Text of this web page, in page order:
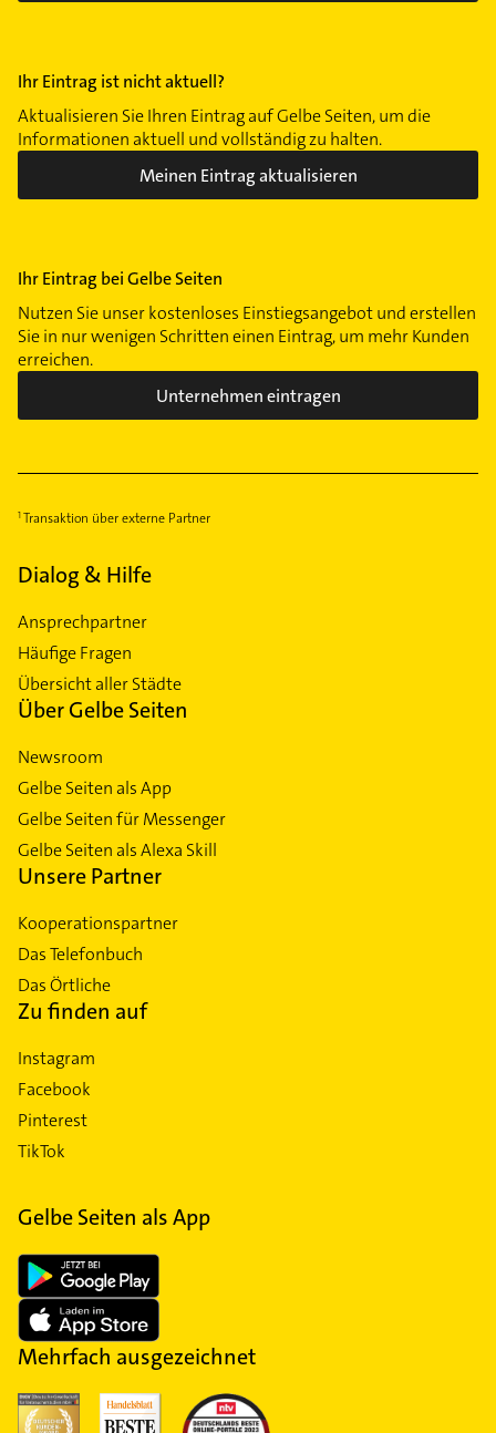
Ihr Eintrag ist nicht aktuell?
Aktualisieren Sie Ihren Eintrag auf Gelbe Seiten, um die
Informationen aktuell und vollständig zu halten.
Meinen Eintrag aktualisieren
Ihr Eintrag bei Gelbe Seiten
Nutzen Sie unser kostenloses Einstiegsangebot und erstellen
Sie in nur wenigen Schritten einen Eintrag, um mehr Kunden
erreichen.
Unternehmen eintragen
Transaktion über externe Partner
Dialog & Hilfe
Ansprechpartner
Häufige Fragen
Übersicht aller Städte
Über Gelbe Seiten
Newsroom
Gelbe Seiten als App
Gelbe Seiten für Messenger
Gelbe Seiten als Alexa Skill
Unsere Partner
Kooperationspartner
Das Telefonbuch
Das Örtliche
Zu finden auf
Instagram
Facebook
Pinterest
TikTok
Gelbe Seiten als App
Mehrfach ausgezeichnet